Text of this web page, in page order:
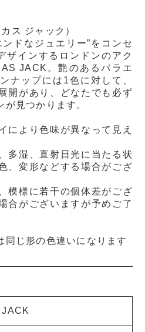
ス ジャック）
ドなジュエリー”をコンセ
インするロンドンのアク
JACK。艶のあるバラエ
ナップには1色に対して、
開があり、どなたでも必ず
見つかります。
により色味が異なって見え
多湿、直射日光に当たる状
、変形などする場合がござ
模様に若干の個体差がござ
合がございますが予めご了
じ形の色違いになります